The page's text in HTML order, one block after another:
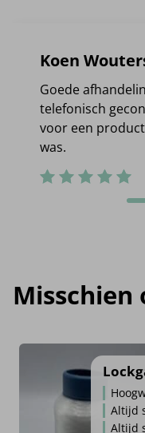
Koen
Goede
telefonisch
voor een
was.
Altijd
Altijd